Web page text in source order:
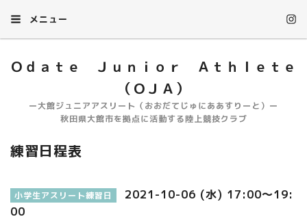
メニュー
Ｏｄａｔｅ Ｊｕｎｉｏｒ Ａｔｈｌｅｔｅ
（ＯＪＡ）
ー大館ジュニアアスリート（おおだてじゅにああすりーと）ー
秋田県大館市を拠点に活動する陸上競技クラブ
練習日程表
小学生アスリート練習日
2021-10-06 (水) 17:00～19:
00